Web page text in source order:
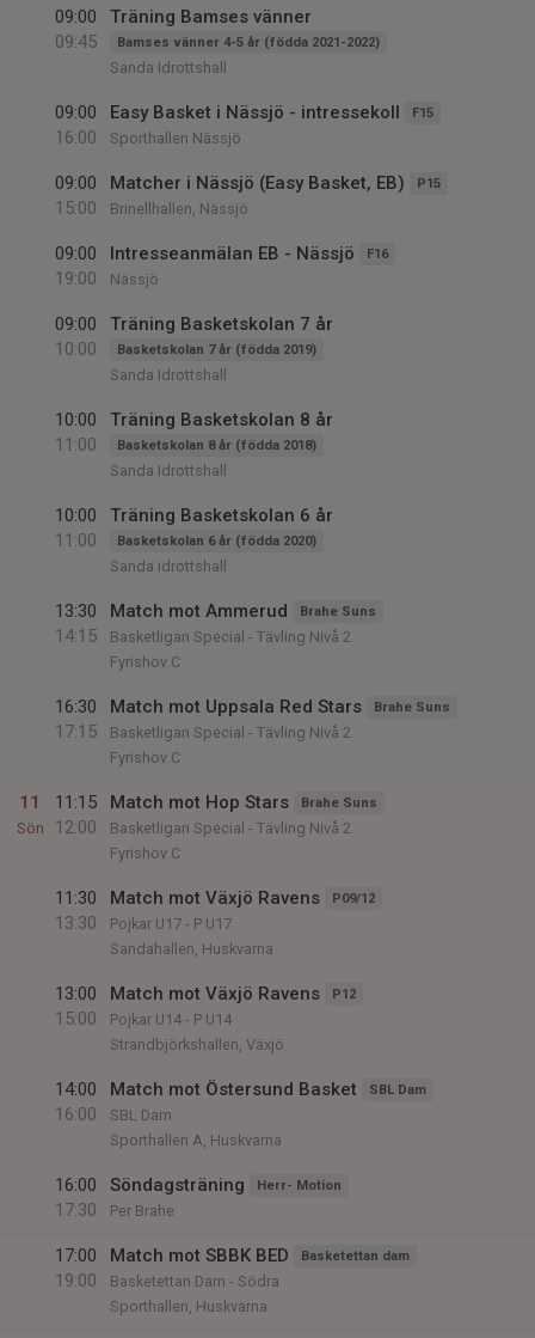
09:00
09:45
Träning Bamses vänner
Bamses vänner 4-5 år (födda 2021-2022)
Sanda Idrottshall
09:00
16:00
Easy Basket i Nässjö - intressekoll F15
Sporthallen Nässjö
09:00
15:00
Matcher i Nässjö (Easy Basket, EB) P15
Brinellhallen, Nässjö
09:00
19:00
Intresseanmälan EB - Nässjö F16
Nässjö
09:00
10:00
Träning Basketskolan 7 år
Basketskolan 7 år (födda 2019)
Sanda Idrottshall
10:00
11:00
Träning Basketskolan 8 år
Basketskolan 8 år (födda 2018)
Sanda Idrottshall
10:00
11:00
Träning Basketskolan 6 år
Basketskolan 6 år (födda 2020)
Sanda idrottshall
13:30
14:15
Match mot Ammerud Brahe Suns
Basketligan Special - Tävling Nivå 2
Fyrishov C
16:30
17:15
Match mot Uppsala Red Stars Brahe Suns
Basketligan Special - Tävling Nivå 2
Fyrishov C
11
Sön
11:15
12:00
Match mot Hop Stars Brahe Suns
Basketligan Special - Tävling Nivå 2
Fyrishov C
11:30
13:30
Match mot Växjö Ravens P09/12
Pojkar U17 - P U17
Sandahallen, Huskvarna
13:00
15:00
Match mot Växjö Ravens P12
Pojkar U14 - P U14
Strandbjörkshallen, Växjö
14:00
16:00
Match mot Östersund Basket SBL Dam
SBL Dam
Sporthallen A, Huskvarna
16:00
17:30
Söndagsträning Herr- Motion
Per Brahe
17:00
19:00
Match mot SBBK BED Basketettan dam
Basketettan Dam - Södra
Sporthallen, Huskvarna